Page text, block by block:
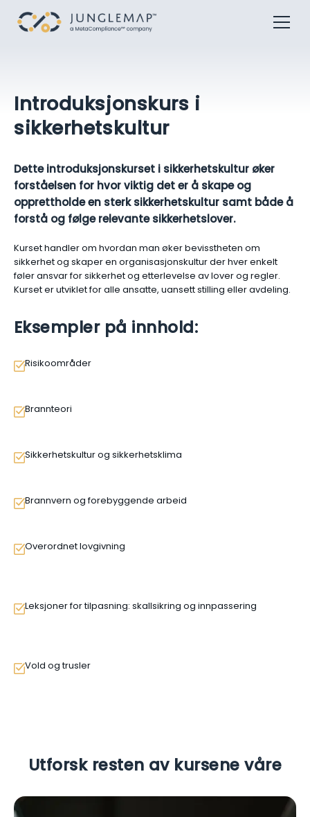
Introduksjonskurs i
sikkerhetskultur
Dette introduksjonskurset i sikkerhetskultur øker
forståelsen for hvor viktig det er å skape og
opprettholde en sterk sikkerhetskultur samt både å
forstå og følge relevante sikkerhetslover.
Kurset handler om hvordan man øker bevisstheten om
sikkerhet og skaper en organisasjonskultur der hver enkelt
føler ansvar for sikkerhet og etterlevelse av lover og regler.
Kurset er utviklet for alle ansatte, uansett stilling eller avdeling.
Eksempler på innhold:
Risikoområder
Brannteori
Sikkerhetskultur og sikkerhetsklima
Brannvern og forebyggende arbeid
Overordnet lovgivning
Leksjoner for tilpasning: skallsikring og innpassering
Vold og trusler
Utforsk resten av kursene våre